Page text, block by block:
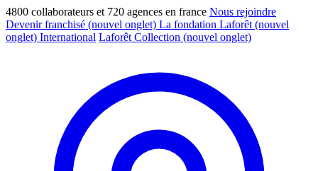
4800 collaborateurs et 720 agences en france Nous rejoindre
Devenir franchisé (nouvel onglet) La fondation Laforêt (nouvel
onglet) International Laforêt Collection (nouvel onglet)